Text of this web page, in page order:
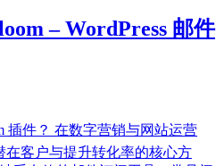
– WordPress 邮件
插件？ 在数字营销与网站运营
客户与提升转化率的核心方